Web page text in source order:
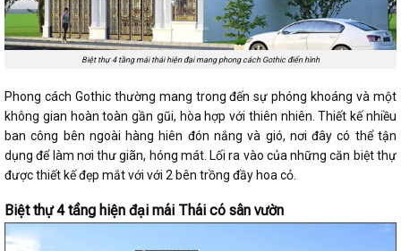
Biệt thự 4 tầng mái thái hiện đại mang phong cách Gothic điển hình
Phong cách Gothic thường mang trong đến sự phóng khoáng và một
không gian hoàn toàn gần gũi, hòa hợp với thiên nhiên. Thiết kế nhiều
ban công bên ngoài hàng hiên đón nắng và gió, nơi đây có thể tận
dụng để làm nơi thư giãn, hóng mát. Lối ra vào của những căn biệt thự
được thiết kế đẹp mắt với với 2 bên trồng đầy hoa cỏ.
Biệt thự 4 tầng hiện đại mái Thái có sân vườn